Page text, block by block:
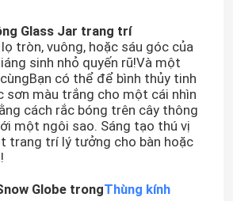
Glass Jar trang trí
tròn, vuông, hoặc sáu góc của
sinh nhỏ quyến rũ!Và một
có thể để bình thủy tinh
sơn màu trắng cho một cái nhìn
cách rắc bóng trên cây thông
một ngôi sao. Sáng tạo thú vị
trang trí lý tưởng cho bàn hoặc
Globe trongThùng kính